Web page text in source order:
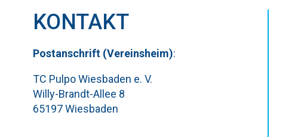
KONTAKT
Postanschrift (Vereinsheim):
TC Pulpo Wiesbaden e. V.
Willy-Brandt-Allee 8
65197 Wiesbaden